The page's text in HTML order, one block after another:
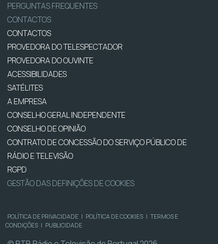
PERGUNTAS FREQUENTES
CONTACTOS
CONTACTOS
PROVEDORA DO TELESPECTADOR
PROVEDORA DO OUVINTE
ACESSIBILIDADES
SATÉLITES
A EMPRESA
CONSELHO GERAL INDEPENDENTE
CONSELHO DE OPINIÃO
CONTRATO DE CONCESSÃO DO SERVIÇO PÚBLICO DE
RÁDIO E TELEVISÃO
RGPD
GESTÃO DAS DEFINIÇÕES DE COOKIES
POLÍTICA DE PRIVACIDADE | POLÍTICA DE COOKIES | TERMOS E
CONDIÇÕES | PUBLICIDADE